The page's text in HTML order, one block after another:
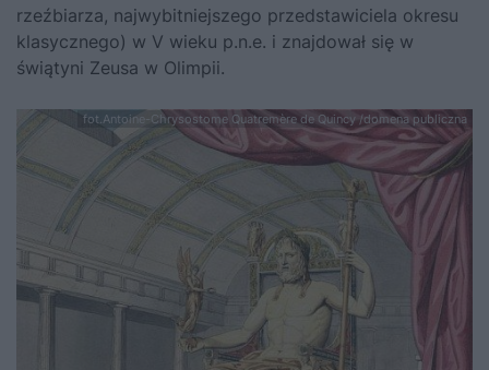
rzeźbiarza, najwybitniejszego przedstawiciela okresu
klasycznego) w V wieku p.n.e. i znajdował się w
świątyni Zeusa w Olimpii.
fot.Antoine-Chrysostome Quatremère de Quincy /domena publiczna